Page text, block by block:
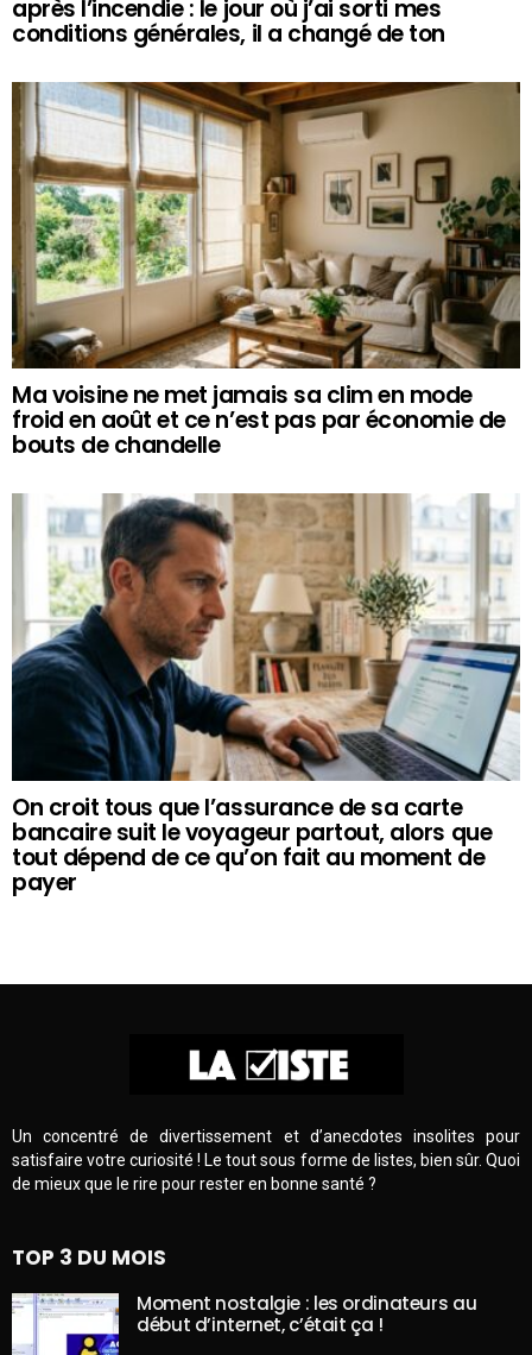
après l’incendie : le jour où j’ai sorti mes
conditions générales, il a changé de ton
Ma voisine ne met jamais sa clim en mode
froid en août et ce n’est pas par économie de
bouts de chandelle
On croit tous que l’assurance de sa carte
bancaire suit le voyageur partout, alors que
tout dépend de ce qu’on fait au moment de
payer
Un concentré de divertissement et d’anecdotes insolites pour
satisfaire votre curiosité ! Le tout sous forme de listes, bien sûr. Quoi
de mieux que le rire pour rester en bonne santé ?
TOP 3 DU MOIS
Moment nostalgie : les ordinateurs au
début d’internet, c’était ça !